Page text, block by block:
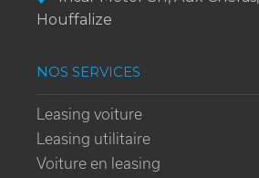
Houffalize
NOS SERVICES
Leasing voiture
Leasing utilitaire
Voiture en leasing